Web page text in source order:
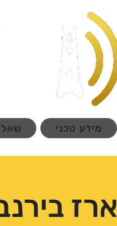
מידע טכני
ארז